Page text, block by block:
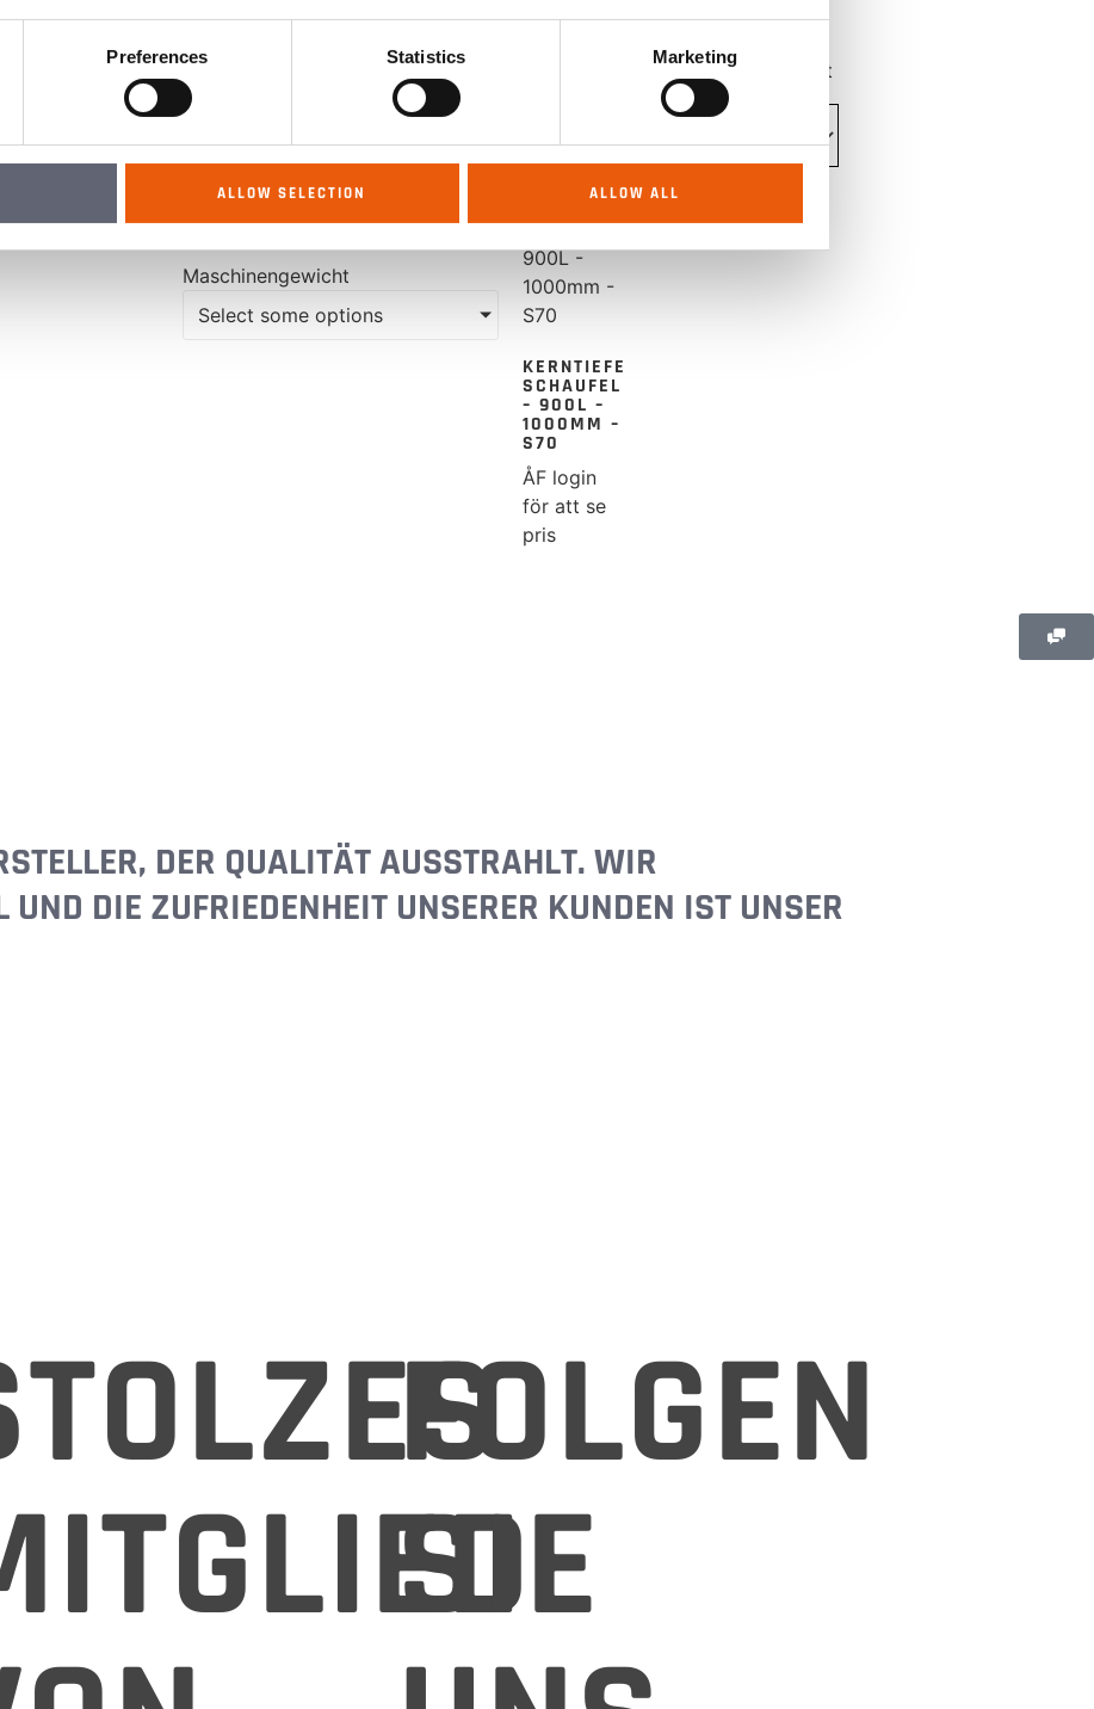
Preferences Statistics Marketing
ALLOW SELECTION ALLOW ALL
Schließen
Anhang
Maschinengewicht
Select some options
Einzelnes Ergebnis wird angezeigt
KERNTIEFE
SCHAUFEL
– 900L –
1000MM –
S70
ÅF login
för att se
pris
DER QUALITÄT AUSSTRAHLT. WIR
DIE ZUFRIEDENHEIT UNSERER KUNDEN IST UNSER
FOLGEN
SIE